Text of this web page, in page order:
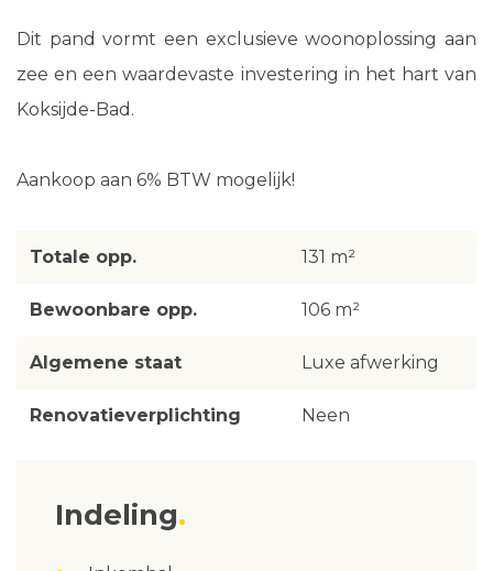
Dit pand vormt een exclusieve woonoplossing aan
zee en een waardevaste investering in het hart van
Koksijde-Bad.
Aankoop aan 6% BTW mogelijk!
Totale opp. 131 m²
Bewoonbare opp. 106 m²
Algemene staat Luxe afwerking
Renovatieverplichting Neen
Indeling